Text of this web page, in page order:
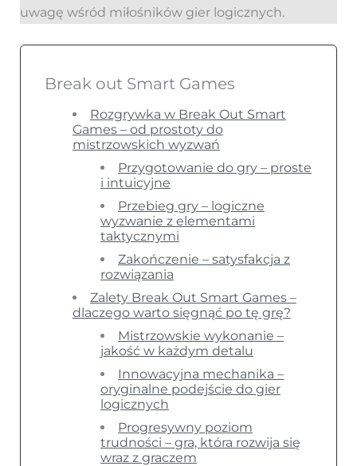
uwagę wśród miłośników gier logicznych.
Break out Smart Games
Rozgrywka w Break Out Smart
Games – od prostoty do
mistrzowskich wyzwań
Przygotowanie do gry – proste
i intuicyjne
Przebieg gry – logiczne
wyzwanie z elementami
taktycznymi
Zakończenie – satysfakcja z
rozwiązania
Zalety Break Out Smart Games –
dlaczego warto sięgnąć po tę grę?
Mistrzowskie wykonanie –
jakość w każdym detalu
Innowacyjna mechanika –
oryginalne podejście do gier
logicznych
Progresywny poziom
trudności – gra, która rozwija się
wraz z graczem